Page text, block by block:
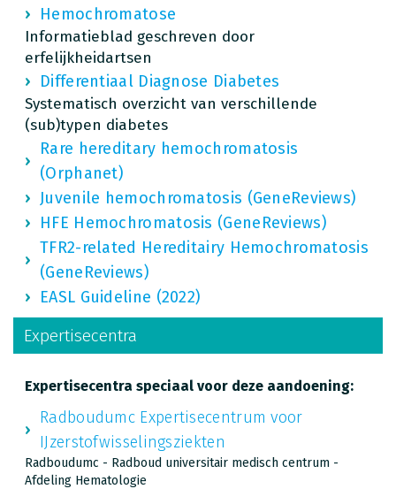
Hemochromatose
Informatieblad geschreven door
erfelijkheidartsen
Differentiaal Diagnose Diabetes
Systematisch overzicht van verschillende
(sub)typen diabetes
Rare hereditary hemochromatosis
(Orphanet)
Juvenile hemochromatosis (GeneReviews)
HFE Hemochromatosis (GeneReviews)
TFR2-related Hereditairy Hemochromatosis
(GeneReviews)
EASL Guideline (2022)
Expertisecentra
Expertisecentra speciaal voor deze aandoening:
Radboudumc Expertisecentrum voor
IJzerstofwisselingsziekten
Radboudumc - Radboud universitair medisch centrum -
Afdeling Hematologie